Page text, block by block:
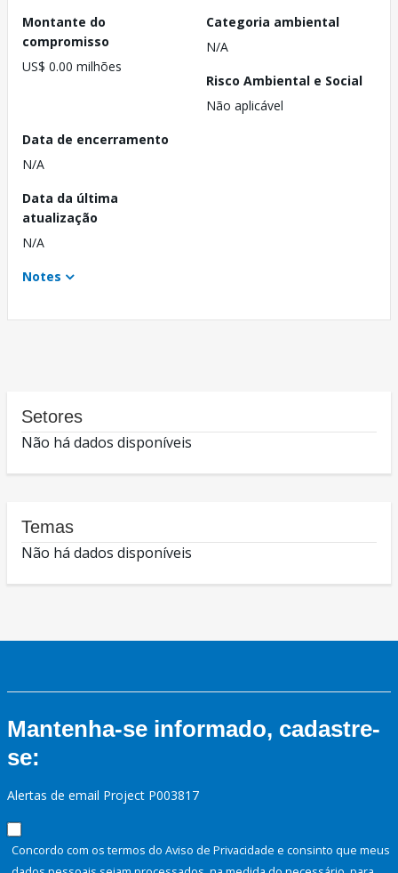
Montante do
compromisso
US$ 0.00 milhões
Categoria ambiental
N/A
Risco Ambiental e Social
Não aplicável
Data de encerramento
N/A
Data da última
atualização
N/A
Notes
Setores
Não há dados disponíveis
Temas
Não há dados disponíveis
Mantenha-se informado, cadastre-
se:
Alertas de email Project P003817
Concordo com os termos do Aviso de Privacidade e consinto que meus